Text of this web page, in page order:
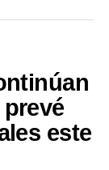
en el lugar y
continuar
en la
cuando
carreteras
este